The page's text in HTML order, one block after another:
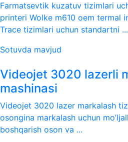
Farmatsevtik kuzatuv tizimlari
printeri Wolke m610 oem termal
Trace tizimlari uchun standartni ...
Sotuvda mavjud
Videojet 3020 lazerli
mashinasi
Videojet 3020 lazer markalash
osongina markalash uchun
boshqarish oson va ...